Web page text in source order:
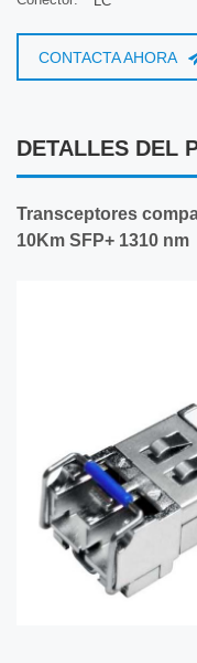
CONTACTA AHORA
DETALLES DEL
Transceptores
10Km SFP+ 1310 nm